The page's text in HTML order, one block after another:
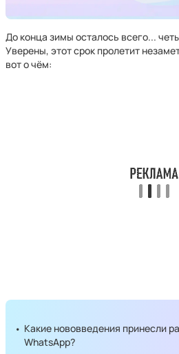
До конца зимы осталось всего...
Уверены, этот срок пролетит
вот о чём:
Какие нововведения принесли
WhatsApp?